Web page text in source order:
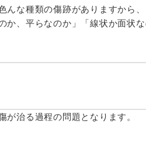
んな種類の傷跡がありますから
か、平らなのか」「線状か面状
治る過程の問題となります。